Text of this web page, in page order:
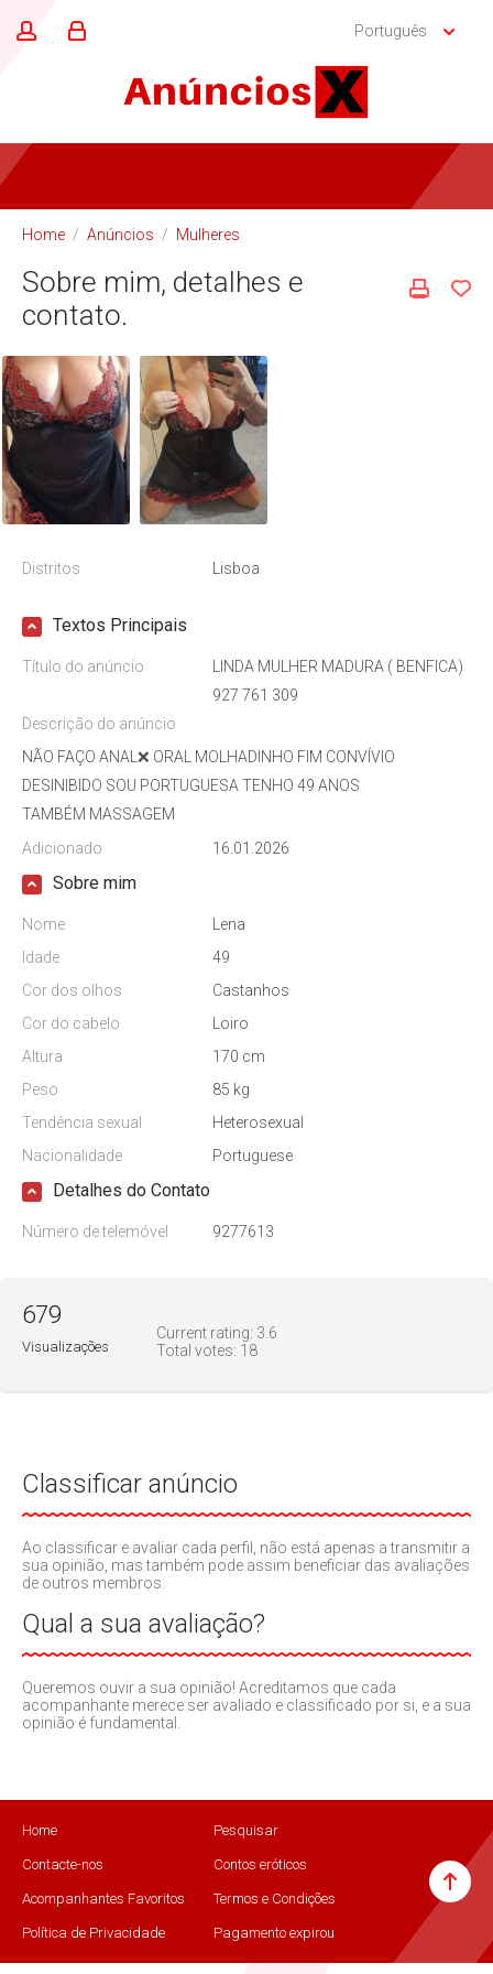
Português
Home / Anúncios / Mulheres
Sobre mim, detalhes e
contato.
Distritos Lisboa
Textos Principais
Título do anúncio
LINDA MULHER MADURA ( BENFICA)
927 761 309
Descrição do anúncio
NÃO FAÇO ANAL❌️ ORAL MOLHADINHO FIM CONVÍVIO
DESINIBIDO SOU PORTUGUESA TENHO 49 ANOS
TAMBÉM MASSAGEM
Adicionado
16.01.2026
Sobre mim
Nome
Lena
Idade
49
Cor dos olhos
Castanhos
Cor do cabelo
Loiro
Altura
170 cm
Peso
85 kg
Tendência sexual
Heterosexual
Nacionalidade
Portuguese
Detalhes do Contato
Número de telemóvel 9277613
Current rating: 3.6
Total votes: 18
679
Visualizações
Classificar anúncio
Ao classificar e avaliar cada perfil, não está apenas a transmitir a
sua opinião, mas também pode assim beneficiar das avaliações
de outros membros.
Qual a sua avaliação?
Queremos ouvir a sua opinião! Acreditamos que cada
acompanhante merece ser avaliado e classificado por si, e a sua
opinião é fundamental.
Home Pesquisar
Contacte-nos Contos eróticos
Acompanhantes Favoritos Termos e Condições
Política de Privacidade Pagamento expirou